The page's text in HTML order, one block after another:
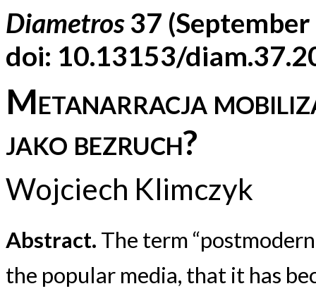
Diametros37
doi: 10.13153/
Metanarracja
jako bezruch?
Wojciech Klimczyk
Abstract. The term
the popular media, that it has